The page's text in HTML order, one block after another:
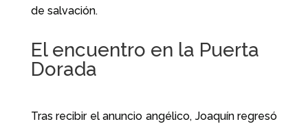
de salvación.
El encuentro en la Puerta
Dorada
Tras recibir el anuncio angélico, Joaquín regresó